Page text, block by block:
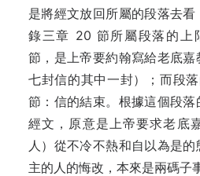
是將經文放回所屬的段落去
錄三章 20 節所屬段落的上
節，是上帝要約翰寫給老底
七封信的其中一封）；而段
節：信的結束。根據這個段
經文，原意是上帝要求老底
人）從不冷不熱和自以為是
主的人的悔改，本來是兩碼子